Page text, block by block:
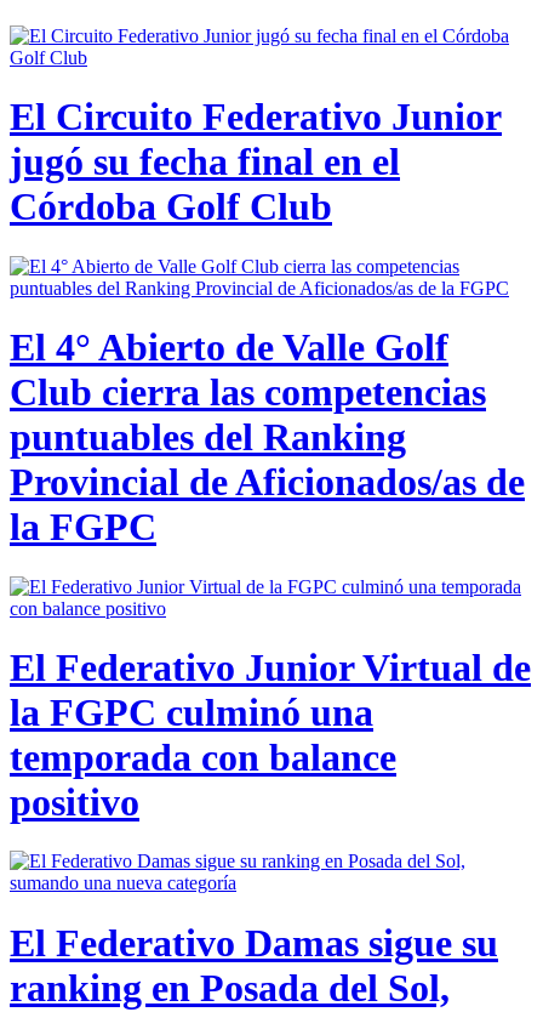
El Circuito Federativo Junior
jugó su fecha final en el
Córdoba Golf Club
El 4° Abierto de Valle Golf
Club cierra las competencias
puntuables del Ranking
Provincial de Aficionados/as de
la FGPC
El Federativo Junior Virtual de
la FGPC culminó una
temporada con balance
positivo
El Federativo Damas sigue su
ranking en Posada del Sol,